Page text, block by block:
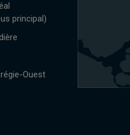
principal)
Ouest